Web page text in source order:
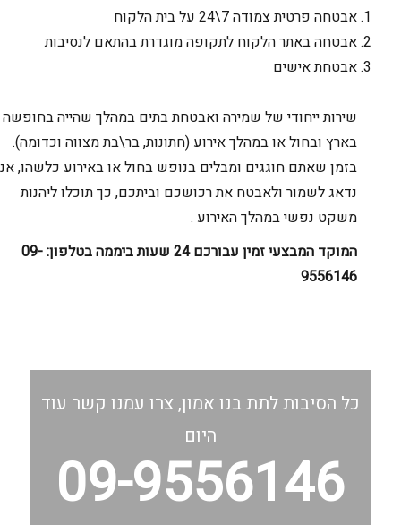
אבטחה פרטית צמודה 7\24 על בית הלקוח
אבטחה באתר הלקוח לתקופה מוגדרת בהתאם לנסיבות
אבטחת אישים
שירות ייחודי של שמירה ואבטחת בתים במהלך שהייה בחופשה
בארץ ובחול או במהלך אירוע (חתונות, בר\בת מצווה וכדומה).
בזמן שאתם חוגגים ומבלים בנופש בחול או באירוע כלשהו, אנו
נדאג לשמור ולאבטח את רכושכם וביתכם, כך תוכלו ליהנות
משקט נפשי במהלך האירוע .
המוקד המבצעי זמין עבורכם 24 שעות ביממה בטלפון: 09-
9556146
כל הסיבות לתת בנו אמון, צרו עמנו קשר עוד
היום
09-9556146